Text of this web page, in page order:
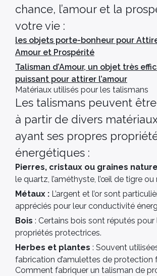
chance, l’amour et la
votre vie :
les objets porte-bonheur pour
Amour et Prospérité
Talisman d’Amour, un objet très
puissant pour attirer l’amour
Matériaux utilisés pour les talismans
Les talismans peuvent
à partir de divers
ayant ses propres
énergétiques :
Pierres, cristaux ou graines
le quartz, l’améthyste, l’œil de tigre ou
Métaux : L’argent et l’or sont
appréciés pour leur conductivité
Bois : Certains bois sont réputés pour
propriétés protectrices.
Herbes et plantes : Souvent
fabrication d’amulettes de protection
Comment fabriquer un talisman de